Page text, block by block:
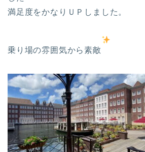
満足度をかなりＵＰしました。
乗り場の雰囲気から素敵